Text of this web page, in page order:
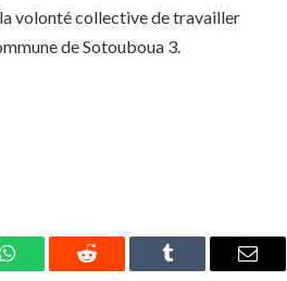
volonté collective de travailler
de Sotouboua 3.
WhatsAppReddit Tumblr Email